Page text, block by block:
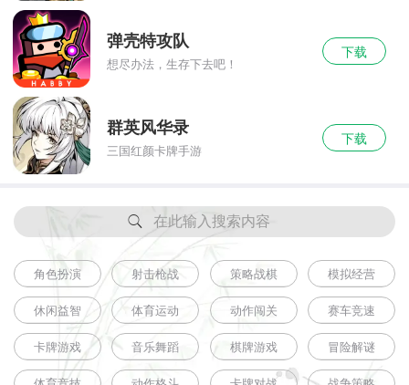
弹壳特攻队
想尽办法，生存下去吧！
下载
群英风华录
三国红颜卡牌手游
下载
在此输入搜索内容
角色扮演 射击枪战 策略战棋 模拟经营
休闲益智 体育运动 动作闯关 赛车竞速
卡牌游戏 音乐舞蹈 棋牌游戏 冒险解谜